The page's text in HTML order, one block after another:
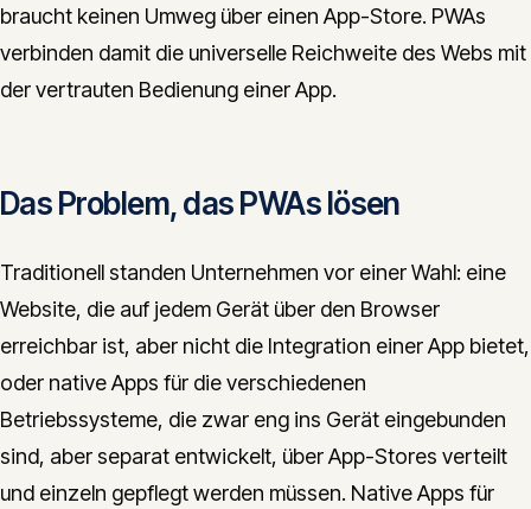
braucht keinen Umweg über einen App-Store. PWAs
verbinden damit die universelle Reichweite des Webs mit
der vertrauten Bedienung einer App.
Das Problem, das PWAs lösen
Traditionell standen Unternehmen vor einer Wahl: eine
Website, die auf jedem Gerät über den Browser
erreichbar ist, aber nicht die Integration einer App bietet,
oder native Apps für die verschiedenen
Betriebssysteme, die zwar eng ins Gerät eingebunden
sind, aber separat entwickelt, über App-Stores verteilt
und einzeln gepflegt werden müssen. Native Apps für